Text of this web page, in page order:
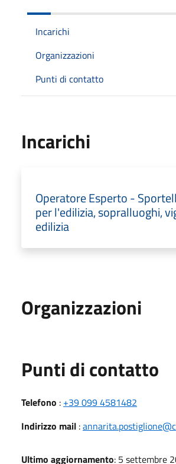
Incarichi
Organizzazioni
Punti di contatto
Incarichi
Operatore Esperto -
per l'edilizia, sopralluoghi,
edilizia
Organizzazioni
Punti di contatto
Telefono : +39 099 4581482
Indirizzo mail :
Ultimo aggiornamento: 5 settembre